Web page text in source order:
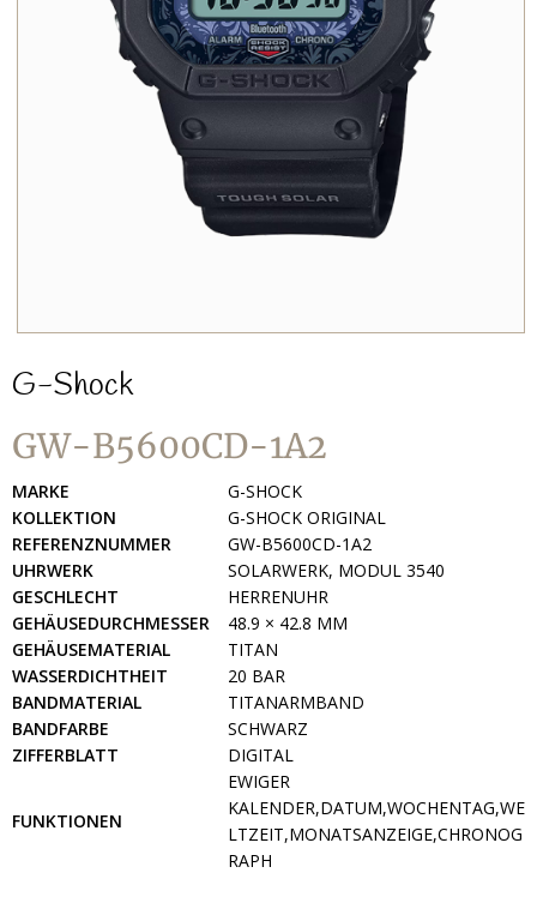
G-Shock
GW-B5600CD-1A2
MARKE
G-SHOCK
KOLLEKTION
G-SHOCK ORIGINAL
REFERENZNUMMER
GW-B5600CD-1A2
UHRWERK
SOLARWERK, MODUL 3540
GESCHLECHT
HERRENUHR
GEHÄUSEDURCHMESSER
48.9 × 42.8 MM
GEHÄUSEMATERIAL
TITAN
WASSERDICHTHEIT
20 BAR
BANDMATERIAL
TITANARMBAND
BANDFARBE
SCHWARZ
ZIFFERBLATT
DIGITAL
FUNKTIONEN
EWIGER
KALENDER,DATUM,WOCHENTAG,WE
LTZEIT,MONATSANZEIGE,CHRONOG
RAPH